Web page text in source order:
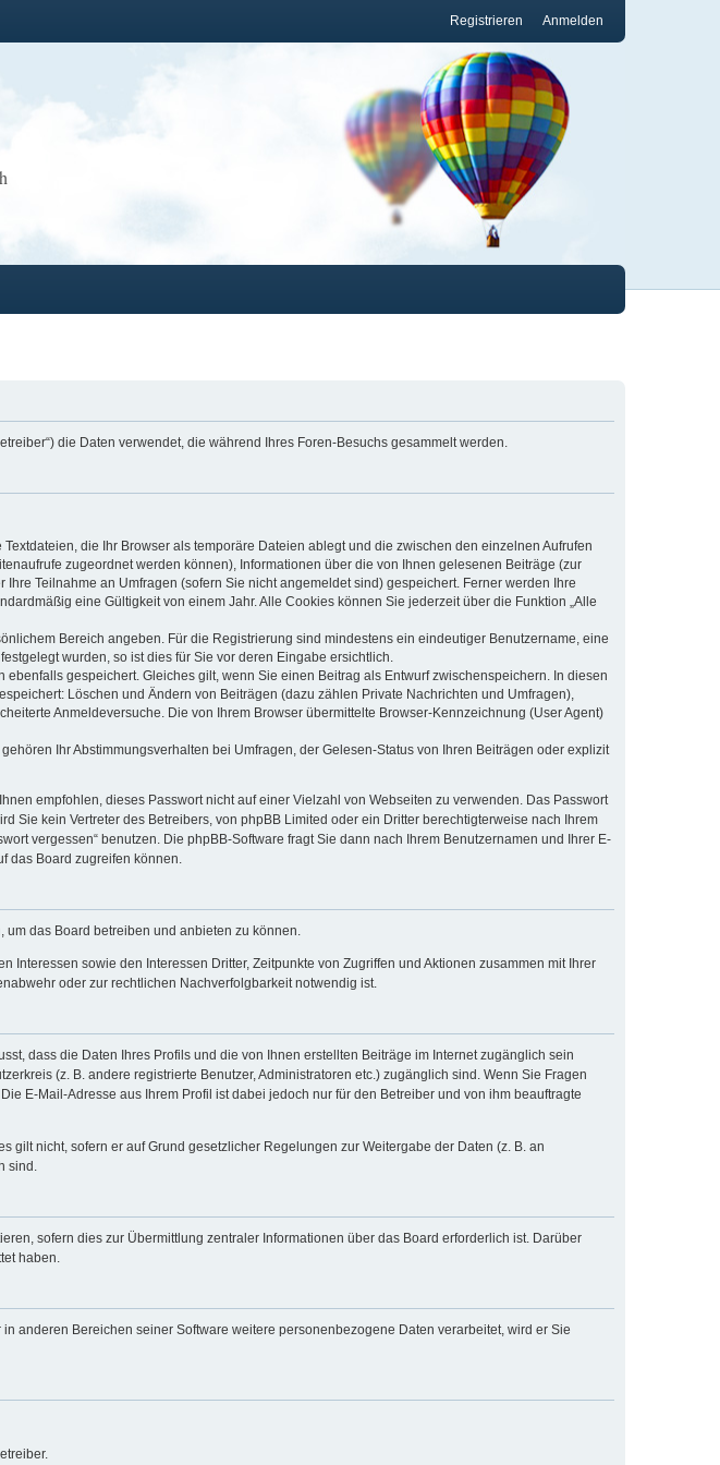
Anmelden
Registrieren
die Daten verwendet, die während Ihres Foren-Besuchs gesammelt werden.
die Ihr Browser als temporäre Dateien ablegt und die zwischen den einzelnen Aufrufen
zugeordnet werden können), Informationen über die von Ihnen gelesenen Beiträge (zur
Teilnahme an Umfragen (sofern Sie nicht angemeldet sind) gespeichert. Ferner werden Ihre
eine Gültigkeit von einem Jahr. Alle Cookies können Sie jederzeit über die Funktion „Alle
Bereich angeben. Für die Registrierung sind mindestens ein eindeutiger Benutzername, eine
wurden, so ist dies für Sie vor deren Eingabe ersichtlich.
gespeichert. Gleiches gilt, wenn Sie einen Beitrag als Entwurf zwischenspeichern. In diesen
Löschen und Ändern von Beiträgen (dazu zählen Private Nachrichten und Umfragen),
Anmeldeversuche. Die von Ihrem Browser übermittelte Browser-Kennzeichnung (User Agent)
Ihr Abstimmungsverhalten bei Umfragen, der Gelesen-Status von Ihren Beiträgen oder explizit
empfohlen, dieses Passwort nicht auf einer Vielzahl von Webseiten zu verwenden. Das Passwort
Sie kein Vertreter des Betreibers, von phpBB Limited oder ein Dritter berechtigterweise nach Ihrem
vergessen“ benutzen. Die phpBB-Software fragt Sie dann nach Ihrem Benutzernamen und Ihrer E-
das Board zugreifen können.
das Board betreiben und anbieten zu können.
sowie den Interessen Dritter, Zeitpunkte von Zugriffen und Aktionen zusammen mit Ihrer
oder zur rechtlichen Nachverfolgbarkeit notwendig ist.
dass die Daten Ihres Profils und die von Ihnen erstellten Beiträge im Internet zugänglich sein
(z. B. andere registrierte Benutzer, Administratoren etc.) zugänglich sind. Wenn Sie Fragen
E-Mail-Adresse aus Ihrem Profil ist dabei jedoch nur für den Betreiber und von ihm beauftragte
nicht, sofern er auf Grund gesetzlicher Regelungen zur Weitergabe der Daten (z. B. an
sind.
sofern dies zur Übermittlung zentraler Informationen über das Board erforderlich ist. Darüber
haben.
anderen Bereichen seiner Software weitere personenbezogene Daten verarbeitet, wird er Sie